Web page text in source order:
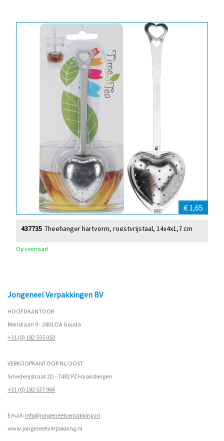
€ 1,65
Theehanger hartvorm, roestvrijstaal, 14x4x1,7 cm
437735
Op voorraad
Jongeneel Verpakkingen BV
HOOFDKANTOOR
Meridiaan 9 - 2801 DA Gouda
+31 (0) 182 555 050
VERKOOPKANTOOR NL-OOST
Smederijstraat 2D - 7482 PZ Haaksbergen
+31 (0) 182 537 966
Email: info@jongeneelverpakking.nl
www.jongeneelverpakking.nl